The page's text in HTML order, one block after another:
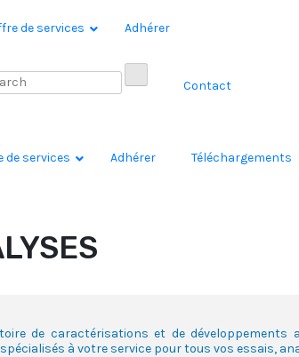
de services Adhérer
Contact
de services Adhérer Téléchargements
de caractérisations et de développements
à votre service pour tous vos essais,